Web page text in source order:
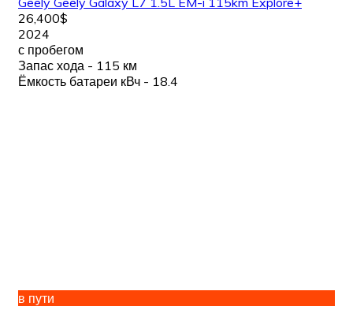
26,400$
2024
с пробегом
Запас хода - 115 км
Ёмкость батареи кВч - 18.4
в пути